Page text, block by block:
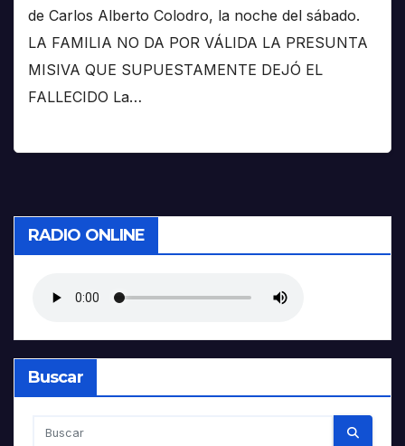
de Carlos Alberto Colodro, la noche del sábado.
LA FAMILIA NO DA POR VÁLIDA LA PRESUNTA
MISIVA QUE SUPUESTAMENTE DEJÓ EL
FALLECIDO La…
RADIO ONLINE
Buscar